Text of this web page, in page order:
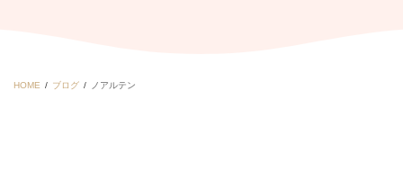
HOME ブログ ノアルテン